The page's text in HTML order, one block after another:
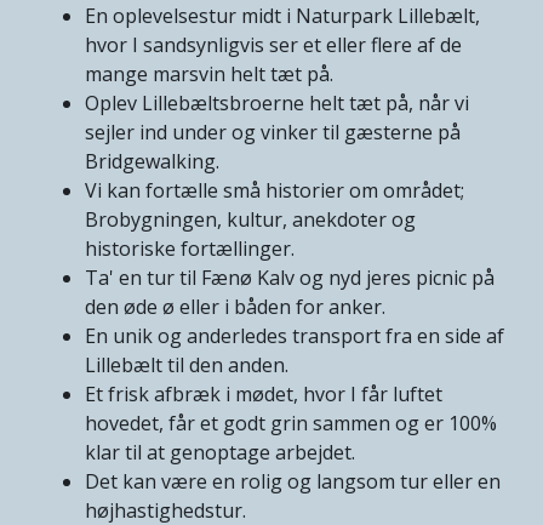
En oplevelsestur midt i Naturpark Lillebælt,
hvor I sandsynligvis ser et eller flere af de
mange marsvin helt tæt på.
Oplev Lillebæltsbroerne helt tæt på, når vi
sejler ind under og vinker til gæsterne på
Bridgewalking.
Vi kan fortælle små historier om området;
Brobygningen, kultur, anekdoter og
historiske fortællinger.
Ta' en tur til Fænø Kalv og nyd jeres picnic på
den øde ø eller i båden for anker.
En unik og anderledes transport fra en side af
Lillebælt til den anden.
Et frisk afbræk i mødet, hvor I får luftet
hovedet, får et godt grin sammen og er 100%
klar til at genoptage arbejdet.
Det kan være en rolig og langsom tur eller en
højhastighedstur.